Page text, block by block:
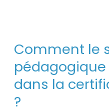
Comment le
dans la
?
le
séquençage
pédagogique
est-
il